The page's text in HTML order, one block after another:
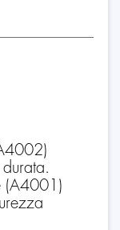
(A4001)